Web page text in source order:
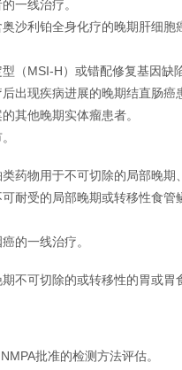
一线治疗。
沙利铂全身化疗的晚期肝细胞
（MSI-H）或错配修复基因缺
出现疾病进展的晚期结直肠癌
其他晚期实体瘤患者。
药物用于不可切除的局部晚期
耐受的局部晚期或转移性食管
的一线治疗。
不可切除的或转移性的胃或胃
批准的检测方法评估。